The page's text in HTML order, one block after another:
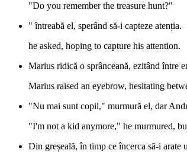
"Do you remember the treasure hunt?"
" întreabă el, sperând să-i capteze atenția.
he asked, hoping to capture his attention.
Marius ridică o sprânceană, ezitând între
Marius raised an eyebrow, hesitating
"Nu mai sunt copil," murmură el, dar
"I'm not a kid anymore," he murmured,
Din greșeală, în timp ce încerca să-i